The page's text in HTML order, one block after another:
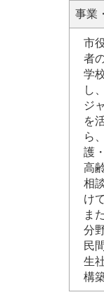
事業
市
者
学
し
ジ
を
ら
護
高
相
け
ま
分
民
生
構